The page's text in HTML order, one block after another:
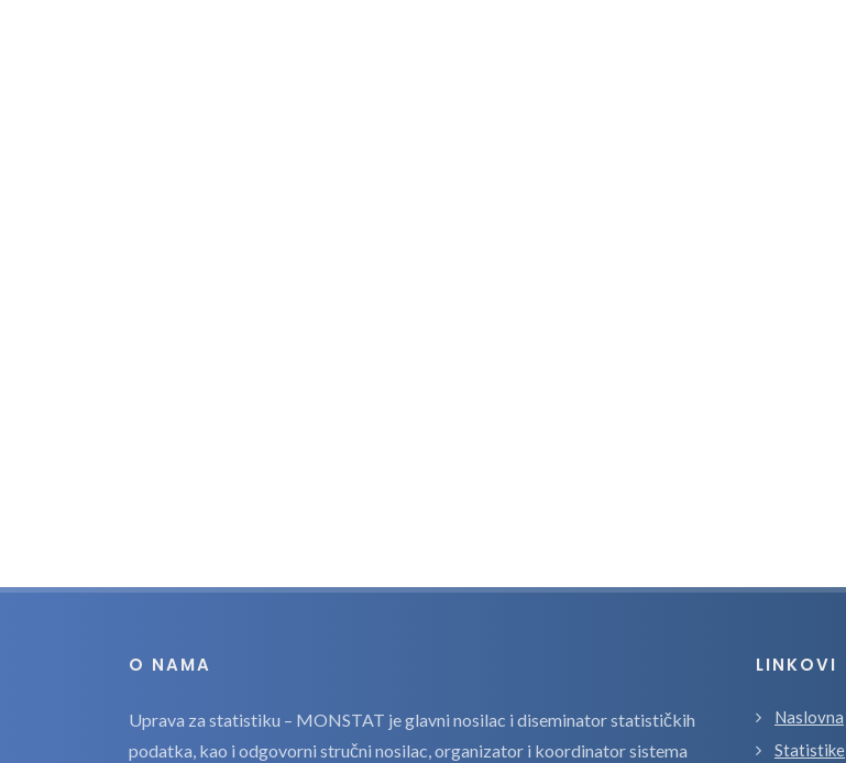
O NAMA
Uprava za statistiku – MONSTAT je glavni nosilac i diseminator statističkih
podatka, kao i odgovorni stručni nosilac, organizator i koordinator sistema
LINKOVI
Naslovna
Statistike